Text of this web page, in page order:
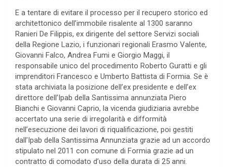
E a tentare di evitare il processo per il recupero storico ed
architettonico dell’immobile risalente al 1300 saranno
Ranieri De Filippis, ex dirigente del settore Servizi sociali
della Regione Lazio, i funzionari regionali Erasmo Valente,
Giovanni Falco, Andrea Fumi e Giorgio Maggi, il
responsabile unico del procedimento Roberto Guratti e gli
imprenditori Francesco e Umberto Battista di Formia. Se è
stata archiviata la posizione dell’ex presidente e dell’ex
direttore dell’Ipab della Santissima annunziata Piero
Bianchi e Giovanni Caprio, la vicenda giudiziaria avrebbe
accertato una serie di irregolarità e difformità
nell’esecuzione dei lavori di riqualificazione, poi gestiti
dall’Ipab della Santissima Annunziata grazie ad un accordo
stipulato nel 2011 con comune di Formia grazie ad un
contratto di comodato d’uso della durata di 25 anni.